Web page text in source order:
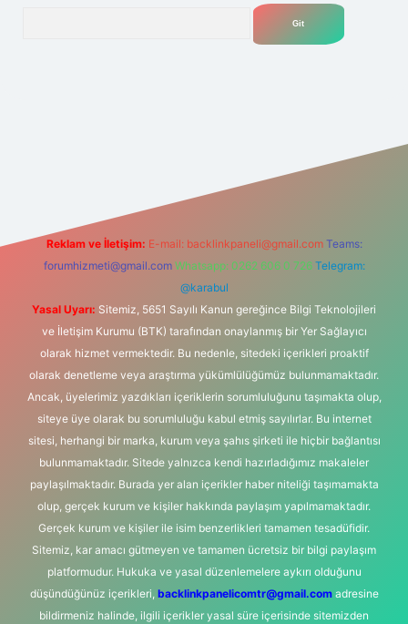
Reklam ve İletişim: E-mail: backlinkpaneli@gmail.com Teams:
forumhizmeti@gmail.com Whatsapp: 0262 606 0 726 Telegram:
@karabul
Yasal Uyarı: Sitemiz, 5651 Sayılı Kanun gereğince Bilgi Teknolojileri
ve İletişim Kurumu (BTK) tarafından onaylanmış bir Yer Sağlayıcı
olarak hizmet vermektedir. Bu nedenle, sitedeki içerikleri proaktif
olarak denetleme veya araştırma yükümlülüğümüz bulunmamaktadır.
Ancak, üyelerimiz yazdıkları içeriklerin sorumluluğunu taşımakta olup,
siteye üye olarak bu sorumluluğu kabul etmiş sayılırlar. Bu internet
sitesi, herhangi bir marka, kurum veya şahıs şirketi ile hiçbir bağlantısı
bulunmamaktadır. Sitede yalnızca kendi hazırladığımız makaleler
paylaşılmaktadır. Burada yer alan içerikler haber niteliği taşımamakta
olup, gerçek kurum ve kişiler hakkında paylaşım yapılmamaktadır.
Gerçek kurum ve kişiler ile isim benzerlikleri tamamen tesadüfidir.
Sitemiz, kar amacı gütmeyen ve tamamen ücretsiz bir bilgi paylaşım
platformudur. Hukuka ve yasal düzenlemelere aykırı olduğunu
düşündüğünüz içerikleri, backlinkpanelicomtr@gmail.comadresine
bildirmeniz halinde, ilgili içerikler yasal süre içerisinde sitemizden